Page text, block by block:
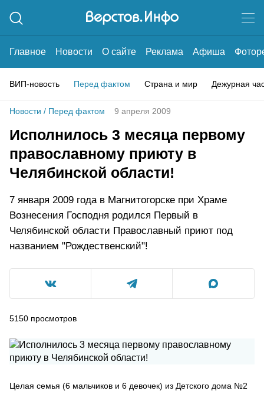
Главное Новости О сайте Реклама Афиша
ВИП-новость Перед фактом Страна и мир Дежурная
Новости / Перед фактом 9 апреля 2009
Исполнилось 3 месяца первому
православному приюту в
Челябинской области!
7 января 2009 года в Магнитогорске при Храме
Вознесения Господня родился Первый в
Челябинской области Православный приют под
названием "Рождественский"!
5150 просмотров
Целая семья (6 мальчиков и 6 девочек) из Детского дома №2